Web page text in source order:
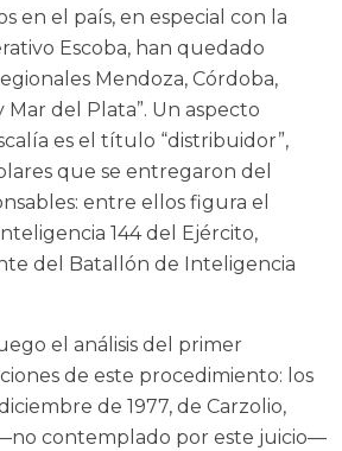
en el país, en especial con la
Escoba, han quedado
Mendoza, Córdoba,
Mar del Plata”. Un aspecto
es el título “distribuidor”,
que se entregaron del
entre ellos figura el
144 del Ejército,
del Batallón de Inteligencia
el análisis del primer
de este procedimiento: los
de 1977, de Carzolio,
—no contemplado por este juicio—